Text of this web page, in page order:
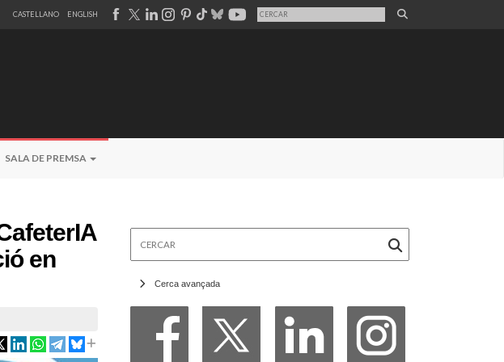
CASTELLANO ENGLISH
SALA DE PREMSA
en
Cerca avançada